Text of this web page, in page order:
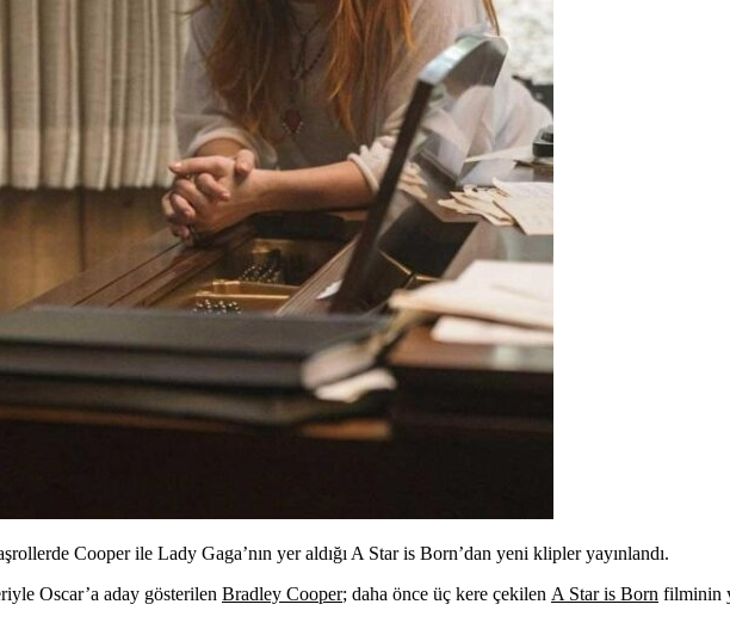
Cooper ile Lady Gaga’nın yer aldığı A Star is Born’dan yeni klipler yayınlandı.
Oscar’a aday gösterilen Bradley Cooper; daha önce üç kere çekilen A Star is Born filminin